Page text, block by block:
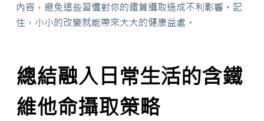
內容，避免這些習慣對你的鐵質攝取造成不利影響。記
住，小小的改變就能帶來大大的健康益處。
總結融入日常生活的含鐵
維他命攝取策略